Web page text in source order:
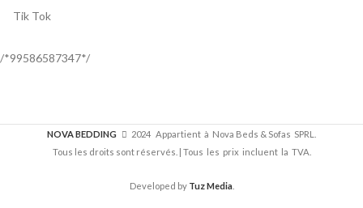
Tik Tok
/*99586587347*/
NOVA BEDDING
2024 Appartient à Nova Beds & Sofas SPRL.
Tous les droits sont réservés. | Tous les prix incluent la TVA.
Developed by Tuz Media.